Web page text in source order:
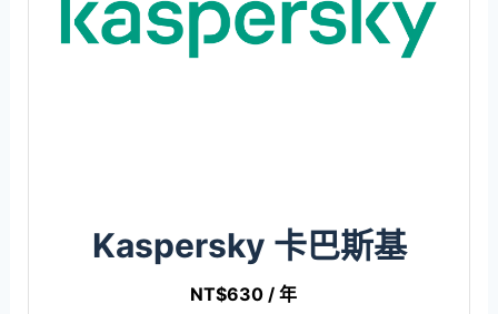
Kaspersky 卡巴斯基
NT$630 / 年